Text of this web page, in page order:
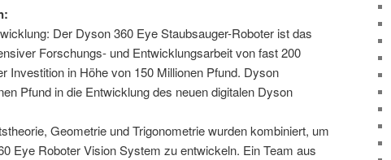
Der Dyson 360 Eye Staubsauger-Roboter ist das
Forschungs- und Entwicklungsarbeit von fast 200
Investition in Höhe von 150 Millionen Pfund. Dyson
Pfund in die Entwicklung des neuen digitalen Dyson
Geometrie und Trigonometrie wurden kombiniert, um
Eye Roboter Vision System zu entwickeln. Ein Team aus